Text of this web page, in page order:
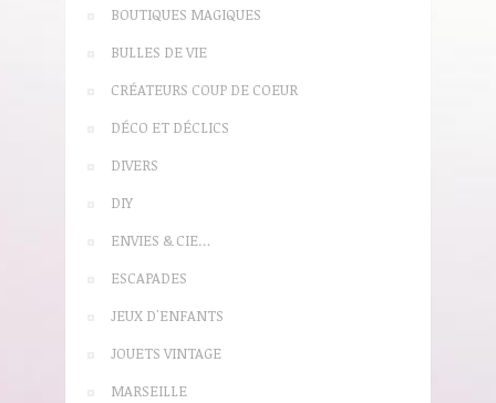
BOUTIQUES MAGIQUES
BULLES DE VIE
CRÉATEURS COUP DE COEUR
DÉCO ET DÉCLICS
DIVERS
DIY
ENVIES & CIE…
ESCAPADES
JEUX D'ENFANTS
JOUETS VINTAGE
MARSEILLE